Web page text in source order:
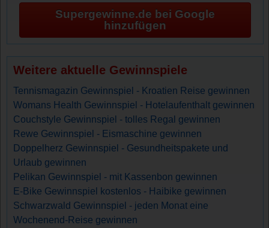
Supergewinne.de bei Google
hinzufügen
Weitere aktuelle Gewinnspiele
Tennismagazin Gewinnspiel - Kroatien Reise gewinnen
Womans Health Gewinnspiel - Hotelaufenthalt gewinnen
Couchstyle Gewinnspiel - tolles Regal gewinnen
Rewe Gewinnspiel - Eismaschine gewinnen
Doppelherz Gewinnspiel - Gesundheitspakete und
Urlaub gewinnen
Pelikan Gewinnspiel - mit Kassenbon gewinnen
E-Bike Gewinnspiel kostenlos - Haibike gewinnen
Schwarzwald Gewinnspiel - jeden Monat eine
Wochenend-Reise gewinnen